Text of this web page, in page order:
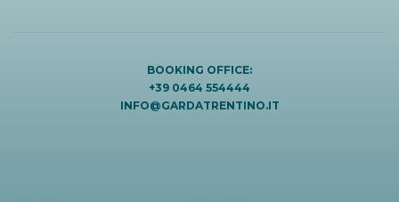
BOOKING OFFICE:
+39 0464 554444
INFO@GARDATRENTINO.IT